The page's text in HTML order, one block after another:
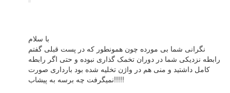
با سلام
نگرانی شما بی مورده چون همونطور که در پست قبلی گفتم
رابطه نزدیکی شما در دوران تخمک گذاری نبوده و حتی اگر رابطه
کامل داشتید و منی هم در واژن تخلیه شده بود بارداری صورت
نمیگرفت چه برسه به پیشاب!!!!!